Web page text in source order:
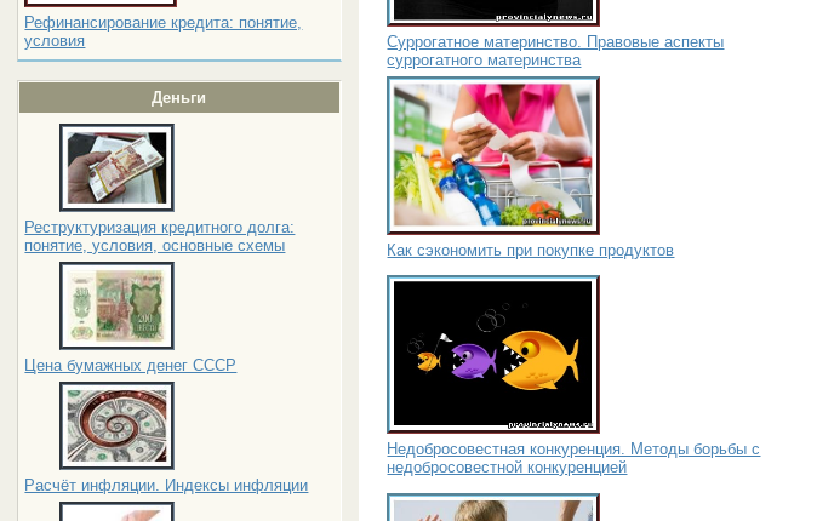
Рефинансирование кредита: понятие,
условия
Деньги
Реструктуризация кредитного долга:
понятие, условия, основные схемы
Цена бумажных денег СССР
Расчёт инфляции. Индексы инфляции
Суррогатное материнство. Правовые аспекты
суррогатного материнства
Как сэкономить при покупке продуктов
Недобросовестная конкуренция. Методы борьбы с
недобросовестной конкуренцией